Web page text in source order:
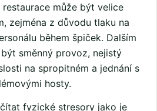
může být velice
zejména z důvodu tlaku na
během špiček. Dalším
směnný provoz, nejistý
na spropitném a jednání s
hosty.
fyzické stresory jako je